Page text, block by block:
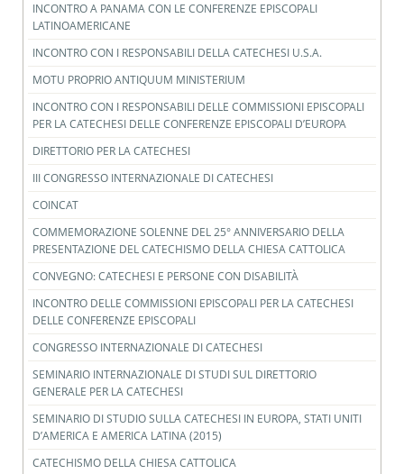
INCONTRO A PANAMA CON LE CONFERENZE EPISCOPALI
LATINOAMERICANE
INCONTRO CON I RESPONSABILI DELLA CATECHESI U.S.A.
MOTU PROPRIO ANTIQUUM MINISTERIUM
INCONTRO CON I RESPONSABILI DELLE COMMISSIONI EPISCOPALI
PER LA CATECHESI DELLE CONFERENZE EPISCOPALI D’EUROPA
DIRETTORIO PER LA CATECHESI
III CONGRESSO INTERNAZIONALE DI CATECHESI
COINCAT
COMMEMORAZIONE SOLENNE DEL 25° ANNIVERSARIO DELLA
PRESENTAZIONE DEL CATECHISMO DELLA CHIESA CATTOLICA
CONVEGNO: CATECHESI E PERSONE CON DISABILITÀ
INCONTRO DELLE COMMISSIONI EPISCOPALI PER LA CATECHESI
DELLE CONFERENZE EPISCOPALI
CONGRESSO INTERNAZIONALE DI CATECHESI
SEMINARIO INTERNAZIONALE DI STUDI SUL DIRETTORIO
GENERALE PER LA CATECHESI
SEMINARIO DI STUDIO SULLA CATECHESI IN EUROPA, STATI UNITI
D’AMERICA E AMERICA LATINA (2015)
CATECHISMO DELLA CHIESA CATTOLICA